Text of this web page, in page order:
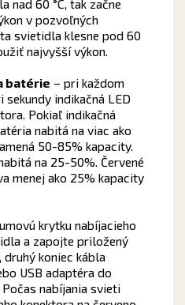
60 °C, tak začne
v pozvoľných
svietidla klesne pod 60
najvyšší výkon.
batérie – pri každom
indikačná LED
Pokiaľ indikačná
nabitá na viac ako
50-85% kapacity.
na 25-50%. Červené
menej ako 25% kapacity
krytku nabíjacieho
a zapojte priložený
druhý koniec kábla
USB adaptéra do
nabíjania svieti